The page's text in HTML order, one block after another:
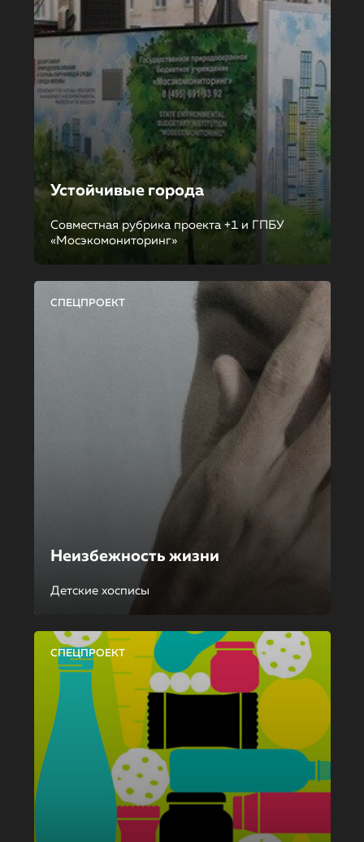
Устойчивые города
Совместная рубрика проекта +1 и ГПБУ
«Мосэкомониторинг»
СПЕЦПРОЕКТ
Неизбежность жизни
Детские хосписы
СПЕЦПРОЕКТ